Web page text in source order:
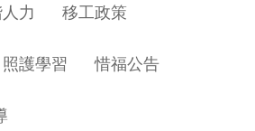
力 移工政策
照護學習 惜福公告